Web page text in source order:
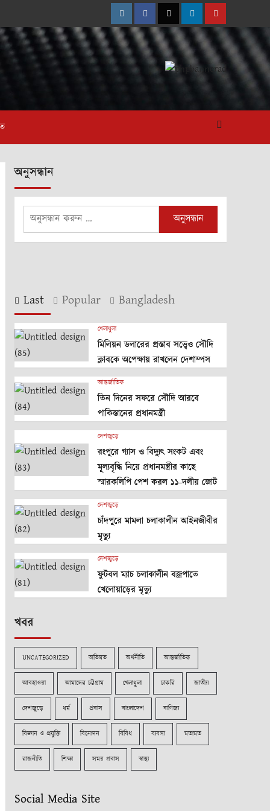
InstagramFacebookTwitterLinkedinYoutube
অনুসন্ধান
অনুসন্ধানঃ
Last Popular Bangladesh
খেলাধুলা
মিলিয়ন ডলারের প্রস্তাব সত্ত্বেও সৌদি
ক্লাবকে অপেক্ষায় রাখলেন দেশাম্পস
আন্তর্জাতিক
তিন দিনের সফরে সৌদি আরবে
পাকিস্তানের প্রধানমন্ত্রী
দেশজুড়ে
রংপুরে গ্যাস ও বিদ্যুৎ সংকট এবং
মূল্যবৃদ্ধি নিয়ে প্রধানমন্ত্রীর কাছে
স্মারকলিপি পেশ করল ১১-দলীয় জোট
দেশজুড়ে
চাঁদপুরে মামলা চলাকালীন আইনজীবীর
মৃত্যু
দেশজুড়ে
ফুটবল ম্যাচ চলাকালীন বজ্রপাতে
খেলোয়াড়ের মৃত্যু
খবর
UNCATEGORIZED অভিমত অর্থনীতি আন্তর্জাতিক
আবহাওয়া আমাদের চট্টগ্রাম খেলাধুলা চাকরি জাতীয়
দেশজুড়ে ধর্ম প্রবাস বাংলাদেশ বাণিজ্য
বিজ্ঞান ও প্রযুক্তি বিনোদন বিবিধ ব্যবসা মতামত
রাজনীতি শিক্ষা সময় প্রবাস স্বাস্থ্য
Social Media Site